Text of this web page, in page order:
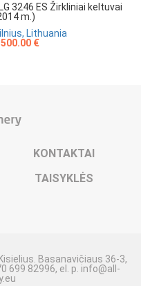
3246 ES Žirkliniai keltuvai
m.)
Lithuania
€
KONTAKTAI
TAISYKLĖS
Basanavičiaus 36-3,
699 82996, el. p. info@all-